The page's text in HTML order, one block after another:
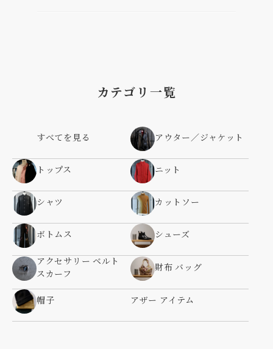
カテゴリ一覧
すべてを見る アウター／ジャケット
トップス ニット
シャツ カットソー
ボトムス シューズ
アクセサリー ベルト
スカーフ
財布 バッグ
帽子 アザー アイテム